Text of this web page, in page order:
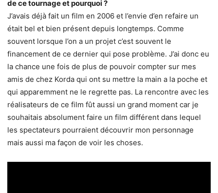
de ce tournage et pourquoi ?
J’avais déjà fait un film en 2006 et l’envie d’en refaire un
était bel et bien présent depuis longtemps. Comme
souvent lorsque l’on a un projet c’est souvent le
financement de ce dernier qui pose problème. J’ai donc eu
la chance une fois de plus de pouvoir compter sur mes
amis de chez Korda qui ont su mettre la main a la poche et
qui apparemment ne le regrette pas. La rencontre avec les
réalisateurs de ce film fût aussi un grand moment car je
souhaitais absolument faire un film différent dans lequel
les spectateurs pourraient découvrir mon personnage
mais aussi ma façon de voir les choses.